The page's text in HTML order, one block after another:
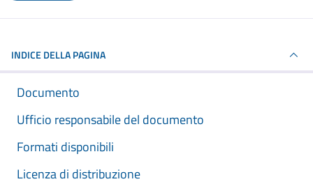
INDICE DELLA PAGINA
Documento
Ufficio responsabile del documento
Formati disponibili
Licenza di distribuzione